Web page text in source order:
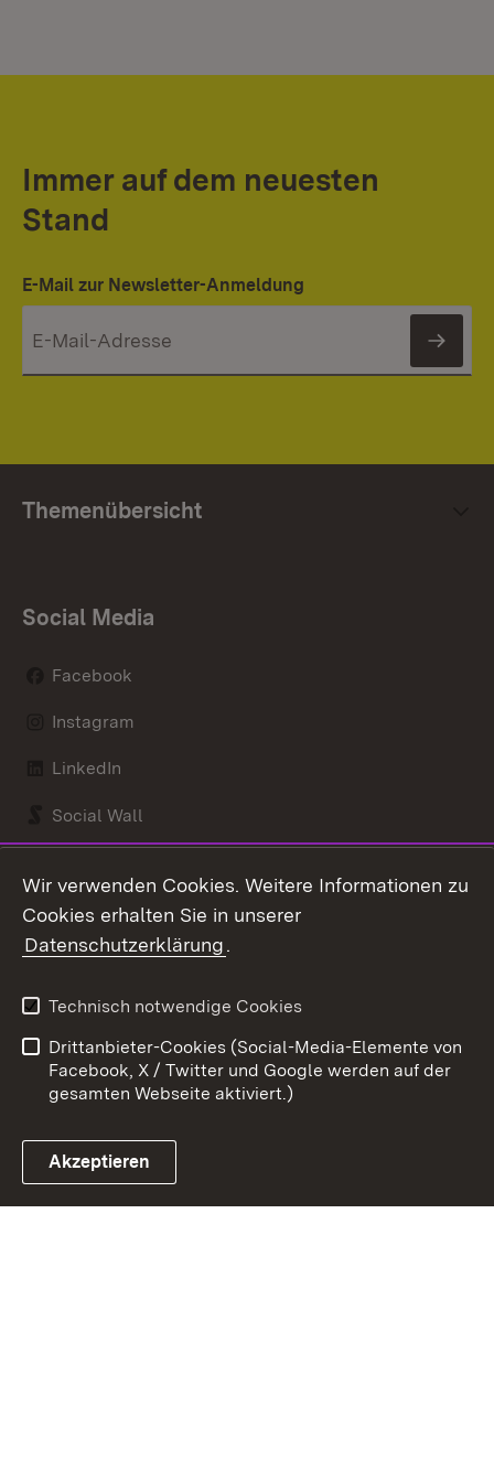
Immer auf dem neuesten
Stand
E-Mail zur Newsletter-Anmeldung
Themenübersicht
Social Media
Facebook
Instagram
LinkedIn
Social Wall
Link zum Landesportal
Kontakt
Barrierefreiheit
Impressum
Cookies
Wir verwenden Cookies. Weitere Informationen zu
Cookies erhalten Sie in unserer
Datenschutzerklärung.
Technisch notwendige Cookies
Drittanbieter-Cookies (Social-Media-Elemente von
Facebook, X / Twitter und Google werden auf der
gesamten Webseite aktiviert.)
Akzeptieren